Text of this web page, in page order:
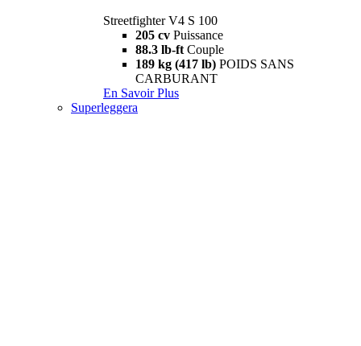
Streetfighter V4 S 100
205 cv Puissance
88.3 lb-ft Couple
189 kg (417 lb) POIDS SANS
CARBURANT
En Savoir Plus
Superleggera